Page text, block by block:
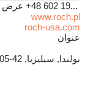
+48 602 19... عرض
www.roch.pl
roch-usa.com
عنوان
بولندا, سيليزيا, 42-605, Tarnowskie Góry, ul. Kopalniana, nr 72